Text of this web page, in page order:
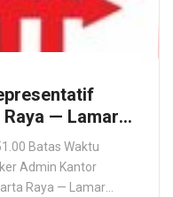
— Lamar
untuk
overhoul
Batas Waktu
Admin Kantor
Raya — Lamar